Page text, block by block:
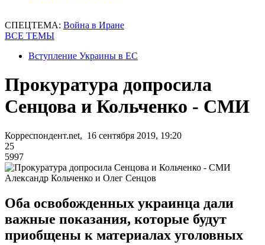
СПЕЦТЕМА: Война в Иране
ВСЕ ТЕМЫ
Вступление Украины в ЕС
Прокуратура допросила
Сенцова и Кольченко - СМИ
Корреспондент.net, 16 сентября 2019, 19:20
25
5997
Александр Кольченко и Олег Сенцов
Оба освобожденных украинца дали
важные показания, которые будут
приобщены к материалах уголовных